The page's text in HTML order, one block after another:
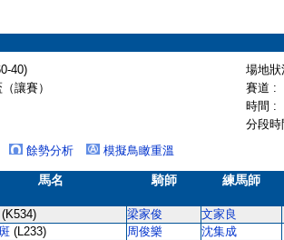
40)
場地
讓賽）
賽道 :
時間 :
分段
餘勢分析 模擬鳥瞰重溫
馬名 騎師 練馬師
(K534) 梁家俊 文家良
(L233) 周俊樂 沈集成